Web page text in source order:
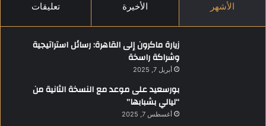
الأشهر الأخيرة تعليقات
زيارة ماكرون إلى القاهرة: رسائل استراتيجية
وشراكة راسخة
أبريل 7, 2025
بورسعيد على موعد مع النسخة الثانية من
“ليالي بشبابها”
أغسطس 7, 2025